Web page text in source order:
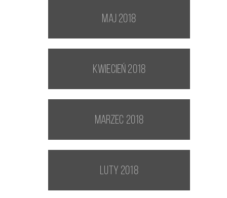
maj 2018
kwiecień 2018
marzec 2018
luty 2018